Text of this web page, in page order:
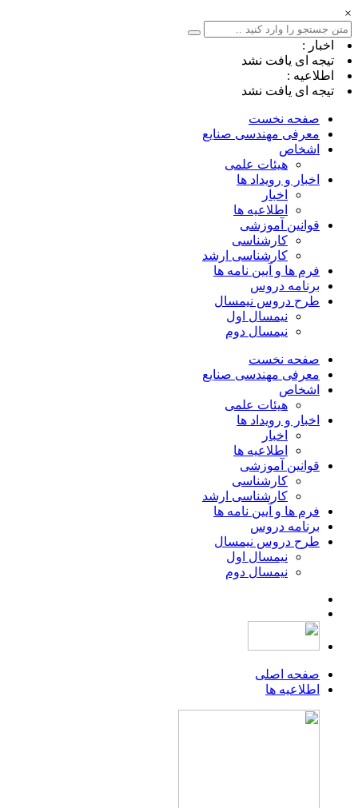
×
اخبار :
تیجه ای یافت نشد
اطلاعیه :
تیجه ای یافت نشد
صفحه نخست
معرفی مهندسی صنایع
اشخاص
هیئات علمی
اخبار و رویداد ها
اخبار
اطلاعیه ها
قوانین آموزشی
کارشناسی
کارشناسی ارشد
فرم ها و آیین نامه ها
برنامه دروس
طرح دروس نیمسال
نیمسال اول
نیمسال دوم
صفحه نخست
معرفی مهندسی صنایع
اشخاص
هیئات علمی
اخبار و رویداد ها
اخبار
اطلاعیه ها
قوانین آموزشی
کارشناسی
کارشناسی ارشد
فرم ها و آیین نامه ها
برنامه دروس
طرح دروس نیمسال
نیمسال اول
نیمسال دوم
صفحه اصلی
اطلاعیه ها